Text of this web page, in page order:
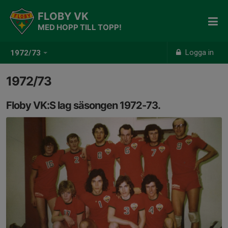
1972/73 Logga in
FLOBY VK
MED HOPP TILL TOPP!
1972/73
Floby VK:S lag säsongen 1972-73.